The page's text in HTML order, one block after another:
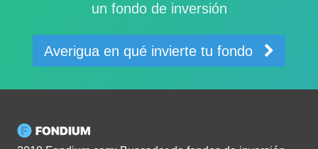
un fondo de inversión
Averigua en qué invierte tu fondo